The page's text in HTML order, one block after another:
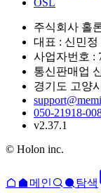
주식회사 홀
대표 : 신민정
사업자번호 :
통신판매업
경기도 고양
050-21918-
v2.37.1
© Holon inc.
메인 탐색